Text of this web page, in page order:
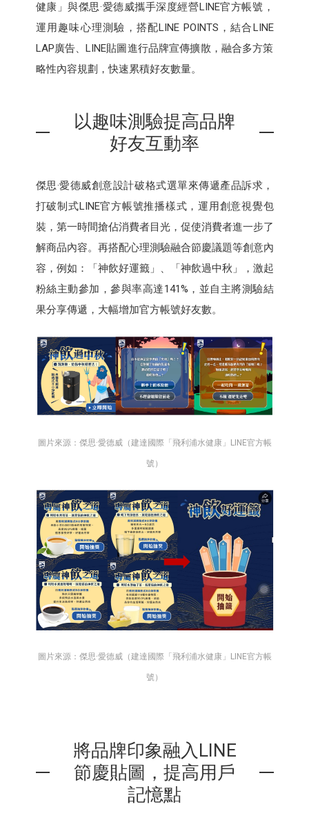
健康」與傑思·愛德威攜手深度經營LINE官方帳號，
運用趣味心理測驗，搭配LINE POINTS，結合LINE
LAP廣告、LINE貼圖進行品牌宣傳擴散，融合多方策
略性內容規劃，快速累積好友數量。
以趣味測驗提高品牌
好友互動率
傑思·愛德威創意設計破格式選單來傳遞產品訴求，
打破制式LINE官方帳號推播樣式，運用創意視覺包
裝，第一時間搶佔消費者目光，促使消費者進一步了
解商品內容。再搭配心理測驗融合節慶議題等創意內
容，例如：「神飲好運籤」、「神飲過中秋」，激起
粉絲主動參加，參與率高達141%，並自主將測驗結
果分享傳遞，大幅增加官方帳號好友數。
圖片來源：傑思·愛德威（建達國際「飛利浦水健康」LINE官方帳
號）
圖片來源：傑思·愛德威（建達國際「飛利浦水健康」LINE官方帳
號）
將品牌印象融入LINE
節慶貼圖，提高用戶
記憶點